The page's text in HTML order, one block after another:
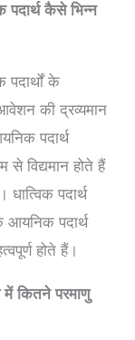
कैसे भिन्न
के
आवेशन की द्रव्यमान
पदार्थ
विद्यमान होते हैं
पदार्थ
आयनिक पदार्थ
होते हैं।
कितने परमाणु